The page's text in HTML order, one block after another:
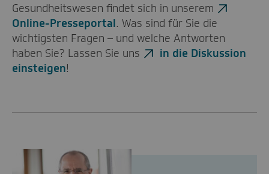
Gesundheitswesen findet sich in unserem
Online-Presseportal. Was sind für Sie die
wichtigsten Fragen – und welche Antworten
haben Sie? Lassen Sie uns
in die Diskussion
einsteigen!